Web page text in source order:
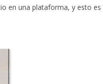
en una plataforma, y esto